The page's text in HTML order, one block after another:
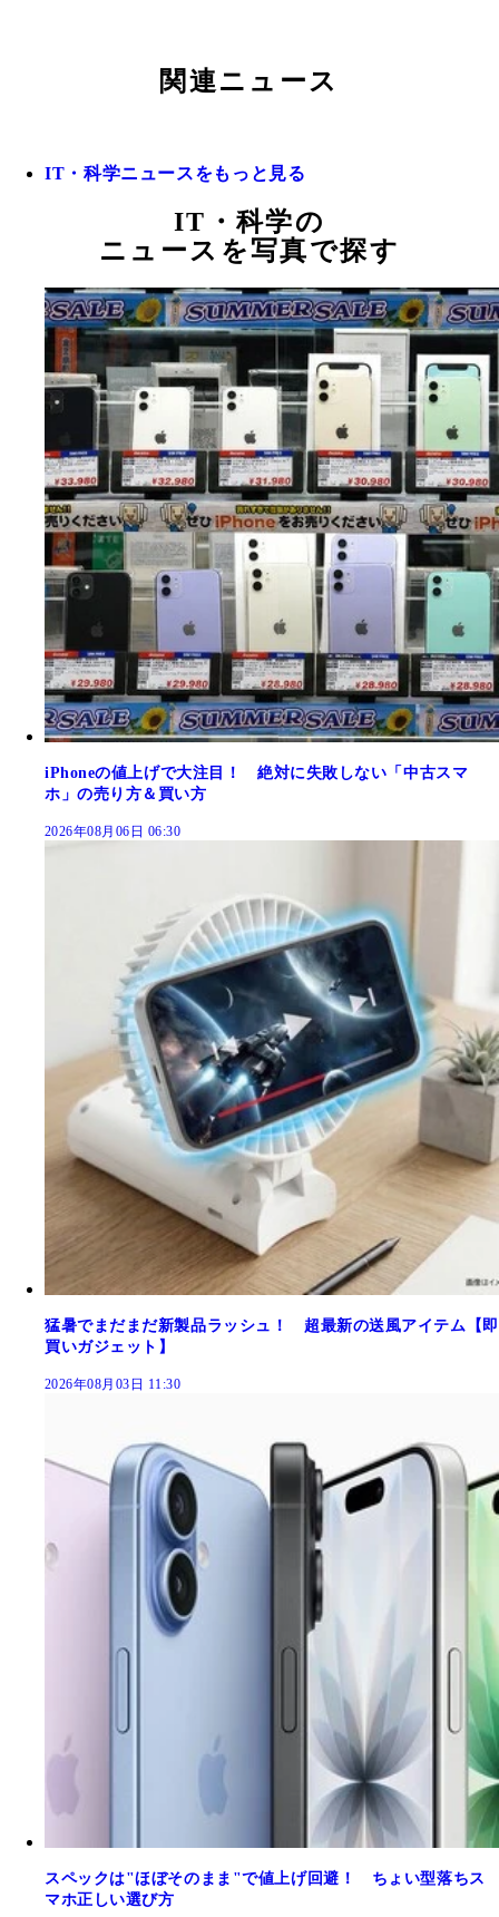
関連ニュース
IT・科学ニュースをもっと見る
IT・科学の
ニュースを写真で探す
iPhoneの値上げで大注目！ 絶対に失敗しない「中古スマ
ホ」の売り方＆買い方
2026年08月06日 06:30
猛暑でまだまだ新製品ラッシュ！ 超最新の送風アイテム【即
買いガジェット】
2026年08月03日 11:30
スペックは"ほぼそのまま"で値上げ回避！ ちょい型落ちス
マホ正しい選び方